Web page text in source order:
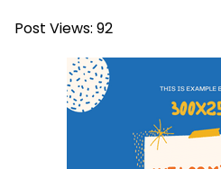
Post Views: 92